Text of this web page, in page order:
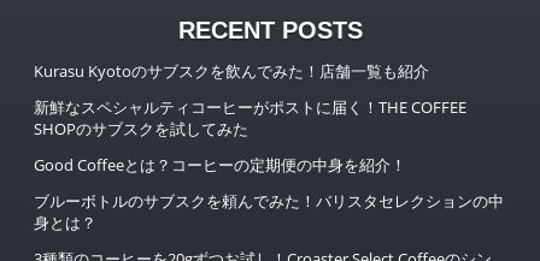
RECENT POSTS
Kurasu Kyotoのサブスクを飲んでみた！店舗一覧も紹介
新鮮なスペシャルティコーヒーがポストに届く！THE COFFEE
SHOPのサブスクを試してみた
Good Coffeeとは？コーヒーの定期便の中身を紹介！
ブルーボトルのサブスクを頼んでみた！バリスタセレクションの中
身とは？